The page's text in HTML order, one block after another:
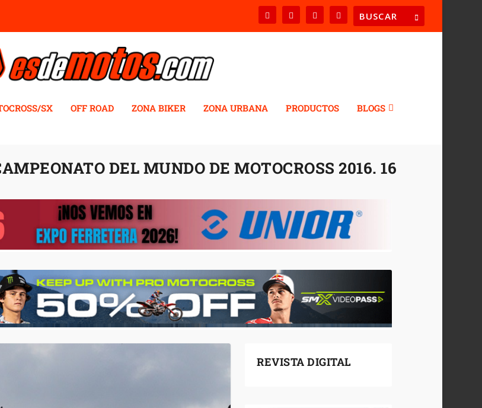
SX OFF ROAD ZONA BIKER ZONA URBANA PRODUCTOS BLOGS
DEL MUNDO DE MOTOCROSS 2016. 16
REVISTA DIGITAL